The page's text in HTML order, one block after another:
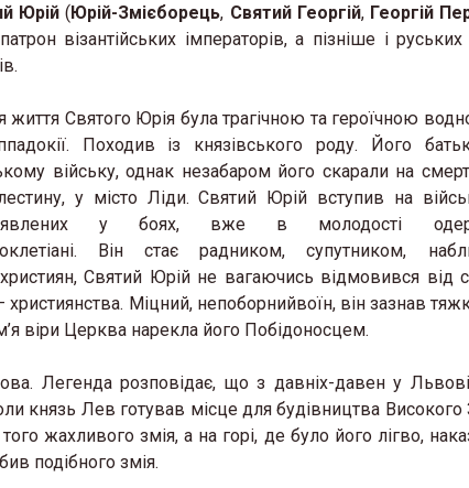
Юрій (Юрій-Змієборець, Святий Георгій, Георгій
візантійських імператорів, а пізніше і
життя Святого Юрія була трагічною та героїчною
Походив із князівського роду. Його
війську, однак незабаром його скарали на
у місто Ліди. Святий Юрій вступив на
у боях, вже в молодості
Він стає радником, супутником,
Святий Юрій не вагаючись відмовився від
християнства. Міцний, непоборнийвоїн, він зазнав
віри Церква нарекла його Побідоносцем.
Легенда розповідає, що з давніх-давен у
князь Лев готував місце для будівництва Високого
жахливого змія, а на горі, де було його лігво,
подібного змія.